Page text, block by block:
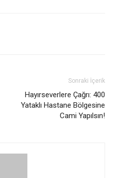
Sonraki İçerik
Hayırseverlere Çağrı: 400
Yataklı Hastane Bölgesine
Cami Yapılsın!